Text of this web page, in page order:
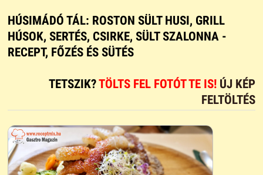
HÚSIMÁDÓ TÁL: ROSTON SÜLT HUSI, GRILL
HÚSOK, SERTÉS, CSIRKE, SÜLT SZALONNA -
RECEPT, FŐZÉS ÉS SÜTÉS
TETSZIK?TÖLTS FEL FOTÓT TE IS! ÚJ KÉP
FELTÖLTÉS